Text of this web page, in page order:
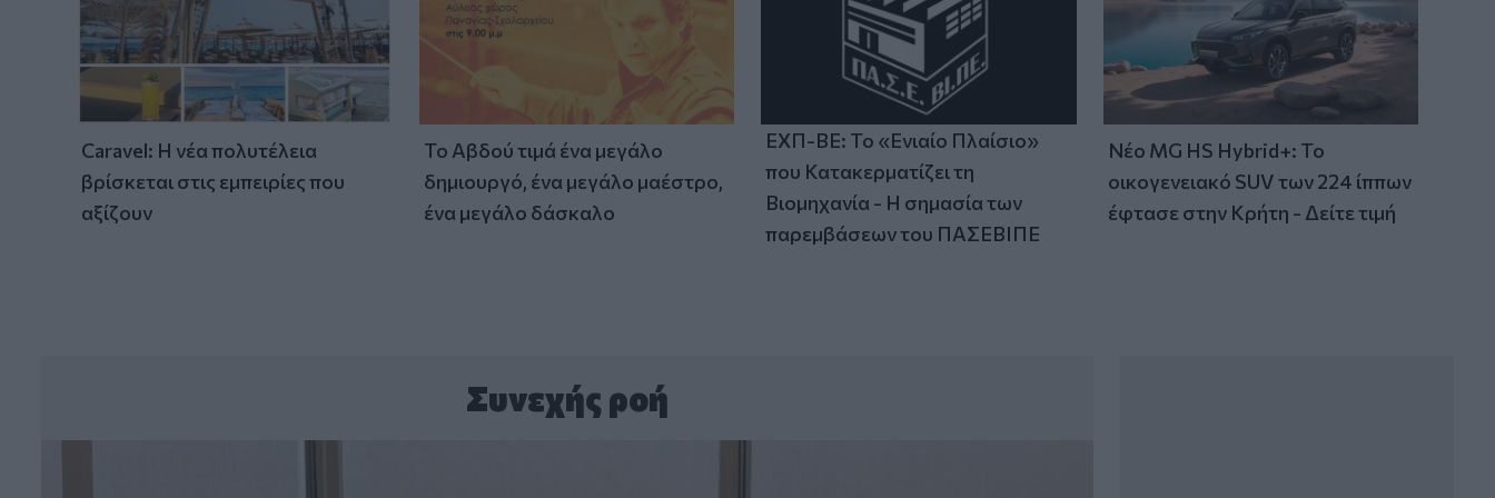
Caravel: Η νέα πολυτέλεια
βρίσκεται στις εμπειρίες που
αξίζουν
Το Αβδού τιμά ένα μεγάλο
δημιουργό, ένα μεγάλο μαέστρο,
ένα μεγάλο δάσκαλο
ΕΧΠ-ΒΕ: Το «Ενιαίο Πλαίσιο»
που Κατακερματίζει τη
Βιομηχανία - Η σημασία των
παρεμβάσεων του ΠΑΣΕΒΙΠΕ
Νέο MG HS Hybrid+: Το
οικογενειακό SUV των 224 ίππων
έφτασε στην Κρήτη - Δείτε τιμή
Συνεχής ροή